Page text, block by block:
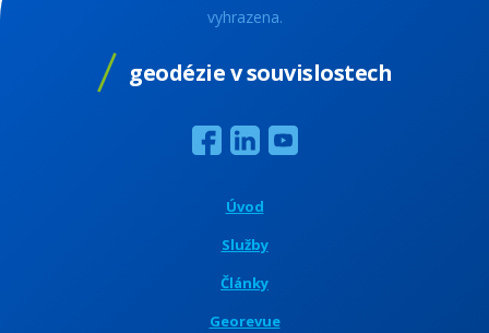
vyhrazena.
geodézie v souvislostech
Úvod
Služby
Články
Georevue